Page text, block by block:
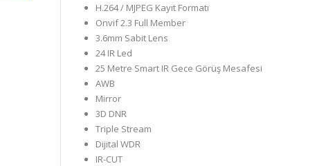
H.264 / MJPEG Kayıt Formatı
Onvif 2.3 Full Member
3.6mm Sabit Lens
24 IR Led
25 Metre Smart IR Gece Görüş Mesafesi
AWB
Mirror
3D DNR
Triple Stream
Dijital WDR
IR-CUT